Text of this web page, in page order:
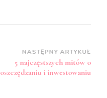
NASTĘPNY ARTYKUŁ
5 najczęstszych mitów o
oszczędzaniu i inwestowaniu